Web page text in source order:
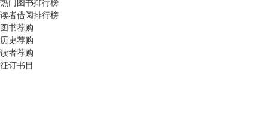
读者借阅排行榜
图书荐购
历史荐购
读者荐购
征订书目